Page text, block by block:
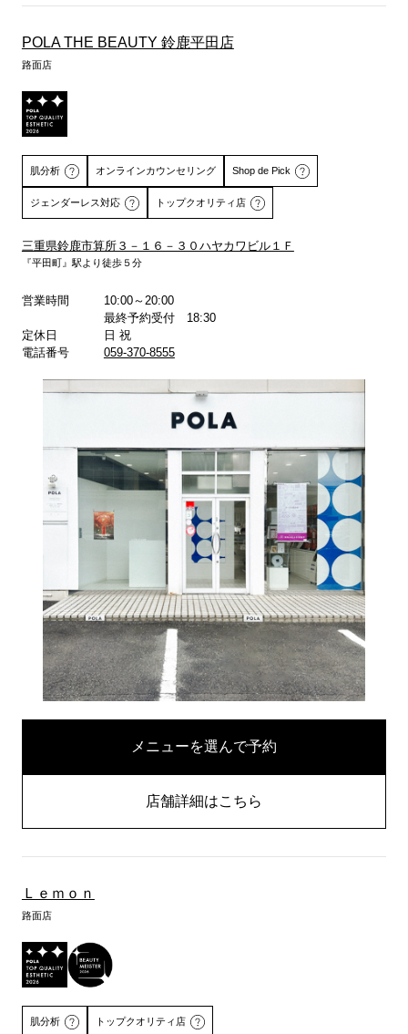
POLA THE BEAUTY 鈴鹿平田店
路面店
肌分析 オンラインカウンセリング Shop de Pick
ジェンダーレス対応 トップクオリティ店
三重県鈴鹿市算所３－１６－３０ハヤカワビル１Ｆ
『平田町』駅より徒歩５分
営業時間
10:00～20:00
最終予約受付 18:30
定休日
日 祝
電話番号
059-370-8555
メニューを選んで予約
店舗詳細はこちら
Ｌｅｍｏｎ
路面店
肌分析 トップクオリティ店